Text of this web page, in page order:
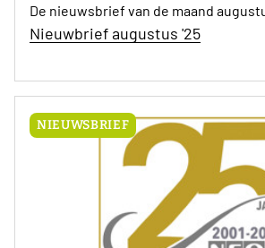
De nieuwsbrief van de maand
Nieuwbrief augustus '25
NIEUWSBRIEF